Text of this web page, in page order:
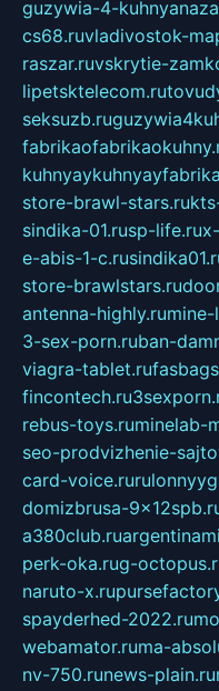
guzywia-4-
cs68.ruvladivostok-
raszar.ruvskrytie-
lipetsktelecom.ru
seksuzb.ru
store-brawl-stars.ru
sindika-01.rusp-life.ru
e-abis-1-c.ru
store-brawlstars.ru
antenna-highly.ru
3-sex-porn.ruban-
viagra-tablet.ru
fincontech.ru
rebus-toys.ruminelab-
seo-prodvizhenie-
card-voice.ru
domizbrusa-
a380club.ru
perk-oka.rug-
naruto-x.ru
spayderhed-2022.ru
webamator.ruma-
nv-750.runews-plain.ru